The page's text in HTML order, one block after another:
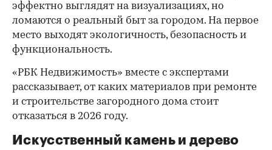
эффектно выглядят на визуализациях, но
ломаются о реальный быт за городом. На первое
место выходят экологичность, безопасность и
функциональность.
«РБК Недвижимость» вместе с экспертами
рассказывает, от каких материалов при ремонте
и строительстве загородного дома стоит
отказаться в 2026 году.
Искусственный камень и дерево